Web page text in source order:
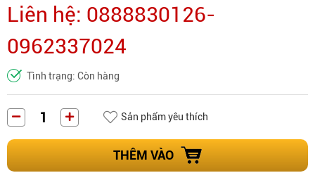
Liên hệ: 0888830126-
0962337024
Tình trạng: Còn hàng
Sản phẩm yêu thích
THÊM VÀO